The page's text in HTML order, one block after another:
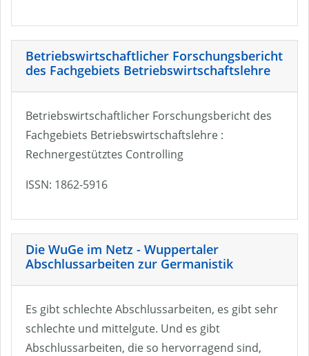
Betriebswirtschaftlicher Forschungsbericht
des Fachgebiets Betriebswirtschaftslehre
Betriebswirtschaftlicher Forschungsbericht des
Fachgebiets Betriebswirtschaftslehre :
Rechnergestütztes Controlling
ISSN: 1862-5916
Die WuGe im Netz - Wuppertaler
Abschlussarbeiten zur Germanistik
Es gibt schlechte Abschlussarbeiten, es gibt sehr
schlechte und mittelgute. Und es gibt
Abschlussarbeiten, die so hervorragend sind,